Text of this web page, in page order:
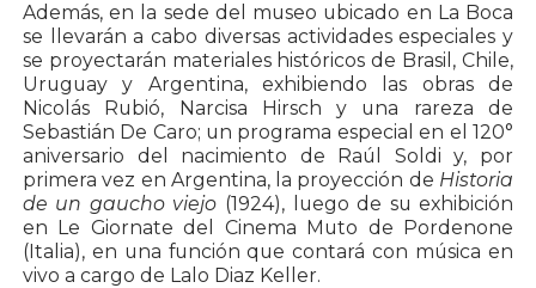
Además, en la sede del museo ubicado en La Boca
se llevarán a cabo diversas actividades especiales y
se proyectarán materiales históricos de Brasil, Chile,
Uruguay y Argentina, exhibiendo las obras de
Nicolás Rubió, Narcisa Hirsch y una rareza de
Sebastián De Caro; un programa especial en el 120°
aniversario del nacimiento de Raúl Soldi y, por
primera vez en Argentina, la proyección de Historia
de un gaucho viejo (1924), luego de su exhibición
en Le Giornate del Cinema Muto de Pordenone
(Italia), en una función que contará con música en
vivo a cargo de Lalo Diaz Keller.